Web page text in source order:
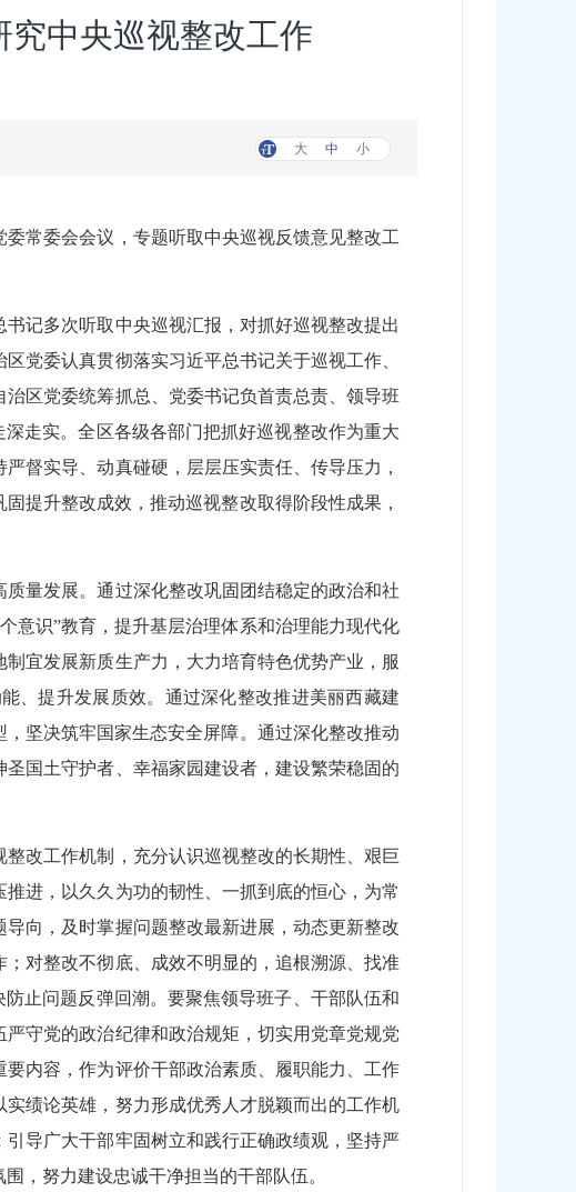
中央巡视整改工作
大 中 小
常委会会议，专题听取中央巡视反馈意见整改工
记多次听取中央巡视汇报，对抓好巡视整改提出
党委认真贯彻落实习近平总书记关于巡视工作、
区党委统筹抓总、党委书记负首责总责、领导班
走实。全区各级各部门把抓好巡视整改作为重大
督实导、动真碰硬，层层压实责任、传导压力，
提升整改成效，推动巡视整改取得阶段性成果，
量发展。通过深化整改巩固团结稳定的政治和社
意识”教育，提升基层治理体系和治理能力现代化
宜发展新质生产力，大力培育特色优势产业，服
、提升发展质效。通过深化整改推进美丽西藏建
坚决筑牢国家生态安全屏障。通过深化整改推动
国土守护者、幸福家园建设者，建设繁荣稳固的
改工作机制，充分认识巡视整改的长期性、艰巨
进，以久久为功的韧性、一抓到底的恒心，为常
向，及时掌握问题整改最新进展，动态更新整改
对整改不彻底、成效不明显的，追根溯源、找准
止问题反弹回潮。要聚焦领导班子、干部队伍和
守党的政治纪律和政治规矩，切实用党章党规党
内容，作为评价干部政治素质、履职能力、工作
绩论英雄，努力形成优秀人才脱颖而出的工作机
导广大干部牢固树立和践行正确政绩观，坚持严
，努力建设忠诚干净担当的干部队伍。